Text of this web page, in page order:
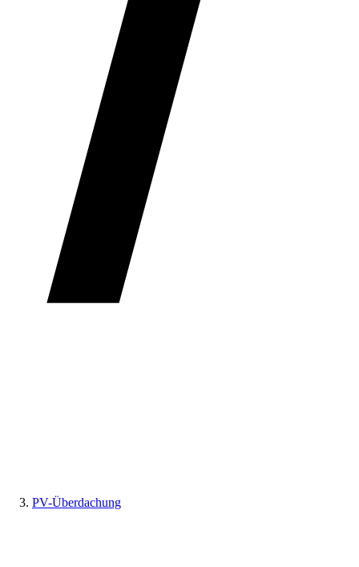
PV-Überdachung